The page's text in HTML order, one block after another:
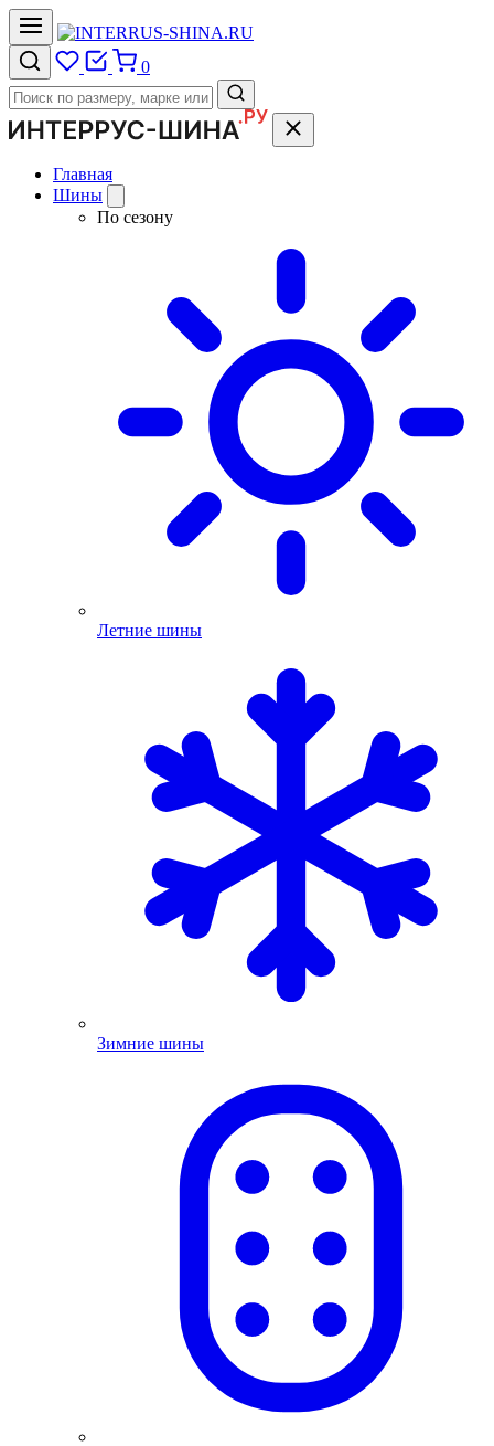
0
Главная
Шины
По сезону
Летние шины
Зимние шины